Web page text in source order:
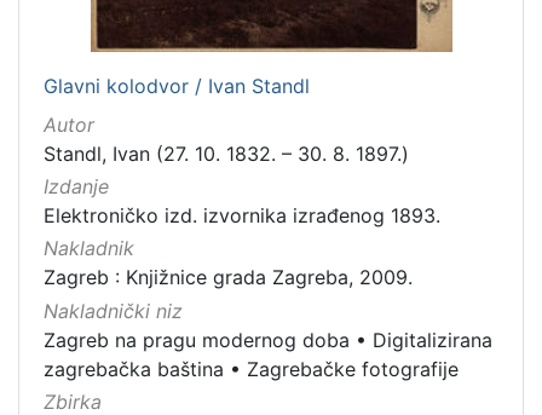
Glavni kolodvor / Ivan Standl
Autor
Standl, Ivan (27. 10. 1832. – 30. 8. 1897.)
Izdanje
Elektroničko izd. izvornika izrađenog 1893.
Nakladnik
Zagreb : Knjižnice grada Zagreba, 2009.
Nakladnički niz
Zagreb na pragu modernog doba • Digitalizirana
zagrebačka baština • Zagrebačke fotografije
Zbirka